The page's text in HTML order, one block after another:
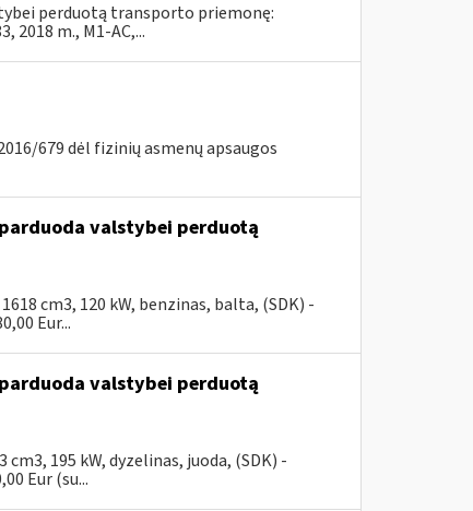
perduotą transporto priemonę:
2018 m., M1-AC,...
679 dėl fizinių asmenų apsaugos
valstybei perduotą
cm3, 120 kW, benzinas, balta, (SDK) -
Eur...
valstybei perduotą
cm3, 195 kW, dyzelinas, juoda, (SDK) -
Eur (su...